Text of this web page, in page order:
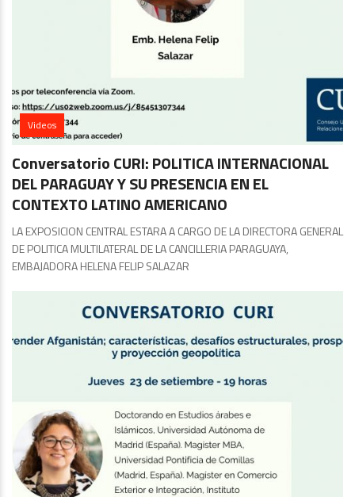
Videos
Conversatorio CURI: POLITICA INTERNACIONAL
DEL PARAGUAY Y SU PRESENCIA EN EL
CONTEXTO LATINO AMERICANO
LA EXPOSICION CENTRAL ESTARA A CARGO DE LA DIRECTORA GENERAL
DE POLITICA MULTILATERAL DE LA CANCILLERIA PARAGUAYA,
EMBAJADORA HELENA FELIP SALAZAR